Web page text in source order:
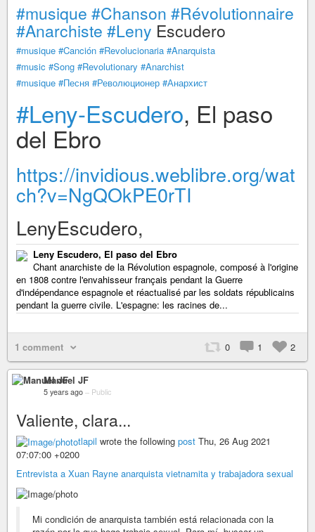
#musique #Chanson #Révolutionnaire
#Anarchiste #Leny Escudero
#musique #Canción #Revolucionaria #Anarquista
#music #Song #Revolutionary #Anarchist
#musique #Песня #Революционер #Анархист
#Leny-Escudero, El paso
del Ebro
https://invidious.weblibre.org/wat
ch?v=NgQOkPE0rTI
LenyEscudero,
Leny Escudero, El paso del Ebro
Chant anarchiste de la Révolution espagnole, composé à l'origine
en 1808 contre l'envahisseur français pendant la Guerre
d'indépendance espagnole et réactualisé par les soldats républicains
pendant la guerre civile. L'espagne: les racines de...
1 comment 0 1 2
Manuel JF
5 years ago – Public
Valiente, clara...
tlapil wrote the following post Thu, 26 Aug 2021
07:07:00 +0200
Entrevista a Xuan Rayne anarquista vietnamita y trabajadora sexual
Mi condición de anarquista también está relacionada con la